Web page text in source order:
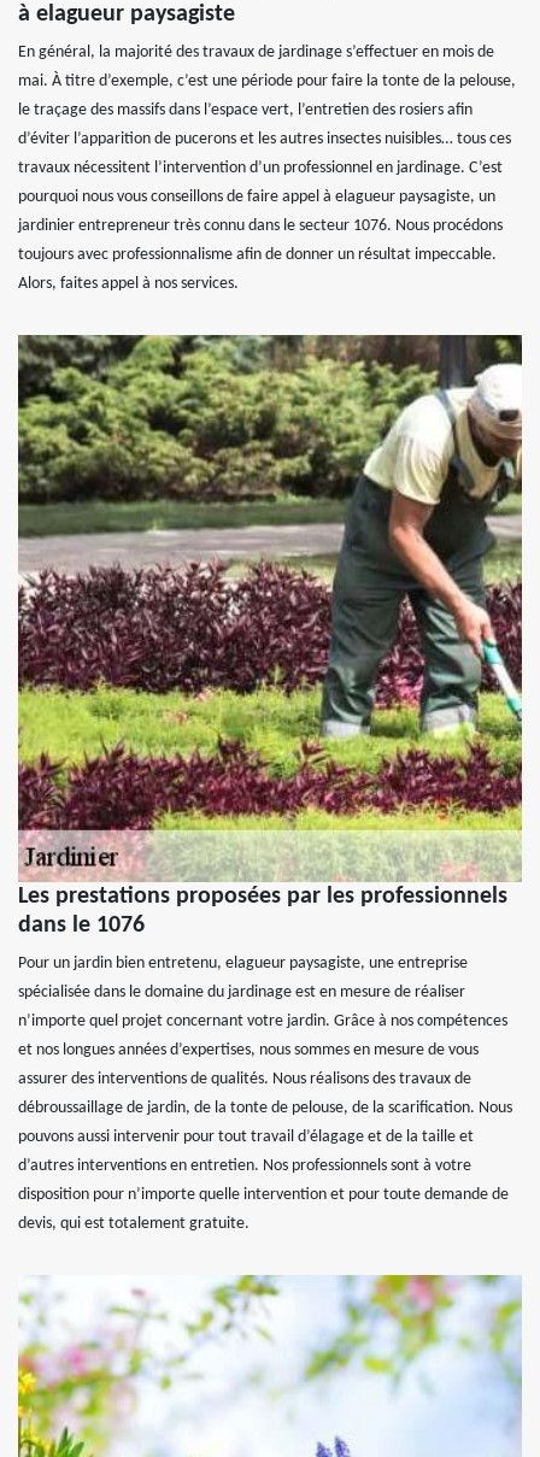
à elagueur paysagiste
En général, la majorité des travaux de jardinage s’effectuer en mois de
mai. À titre d’exemple, c’est une période pour faire la tonte de la pelouse,
le traçage des massifs dans l’espace vert, l’entretien des rosiers afin
d’éviter l’apparition de pucerons et les autres insectes nuisibles… tous ces
travaux nécessitent l’intervention d’un professionnel en jardinage. C’est
pourquoi nous vous conseillons de faire appel à elagueur paysagiste, un
jardinier entrepreneur très connu dans le secteur 1076. Nous procédons
toujours avec professionnalisme afin de donner un résultat impeccable.
Alors, faites appel à nos services.
Les prestations proposées par les professionnels
dans le 1076
Pour un jardin bien entretenu, elagueur paysagiste, une entreprise
spécialisée dans le domaine du jardinage est en mesure de réaliser
n’importe quel projet concernant votre jardin. Grâce à nos compétences
et nos longues années d’expertises, nous sommes en mesure de vous
assurer des interventions de qualités. Nous réalisons des travaux de
débroussaillage de jardin, de la tonte de pelouse, de la scarification. Nous
pouvons aussi intervenir pour tout travail d’élagage et de la taille et
d’autres interventions en entretien. Nos professionnels sont à votre
disposition pour n’importe quelle intervention et pour toute demande de
devis, qui est totalement gratuite.